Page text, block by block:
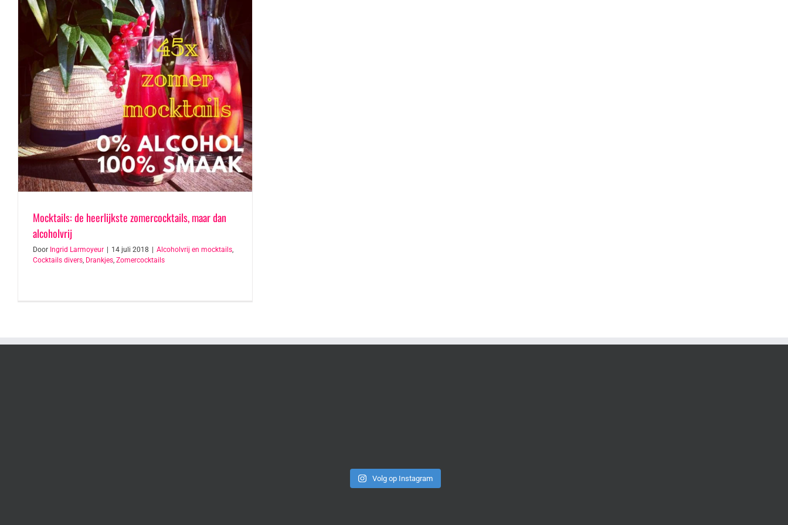
Mocktails: de heerlijkste zomercocktails, maar dan
alcoholvrij
Door Ingrid Larmoyeur 14 juli 2018 Alcoholvrij en mocktails,
Cocktails divers, Drankjes, Zomercocktails
Volg op Instagram